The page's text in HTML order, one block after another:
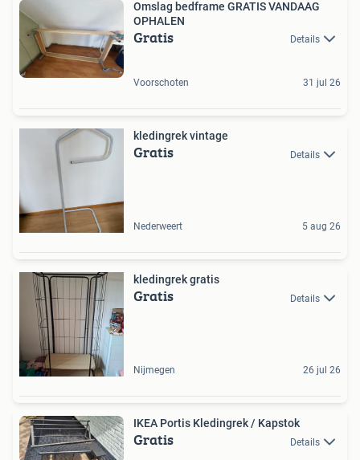
Omslag bedframe GRATIS VANDAAG
OPHALEN
Gratis Details
Voorschoten 31 jul 26
kledingrek vintage
Gratis Details
Nederweert 5 aug 26
kledingrek gratis
Gratis Details
Nijmegen 26 jul 26
IKEA Portis Kledingrek / Kapstok
Gratis Details